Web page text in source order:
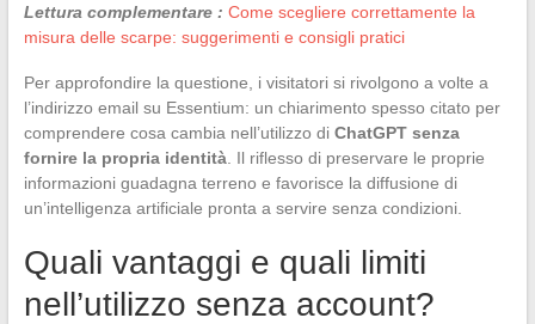
Lettura complementare : Come scegliere correttamente la
misura delle scarpe: suggerimenti e consigli pratici
Per approfondire la questione, i visitatori si rivolgono a volte a
l’indirizzo email su Essentium: un chiarimento spesso citato per
comprendere cosa cambia nell’utilizzo di ChatGPT senza
fornire la propria identità. Il riflesso di preservare le proprie
informazioni guadagna terreno e favorisce la diffusione di
un’intelligenza artificiale pronta a servire senza condizioni.
Quali vantaggi e quali limiti
nell’utilizzo senza account?